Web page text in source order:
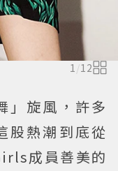
1/12
」旋風，許多
股熱潮到底從
成員善美的